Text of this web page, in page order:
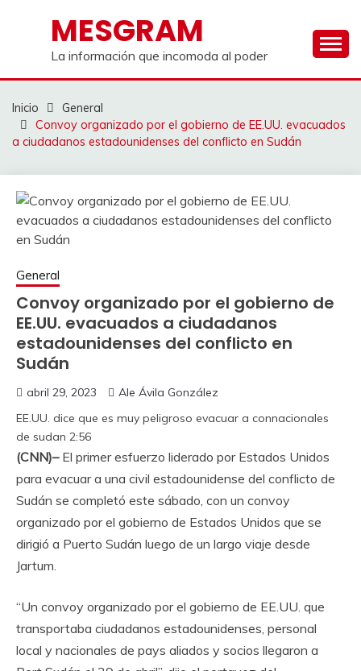
contenidoMESGRAM
La información que incomoda al poder
Inicio
General
Convoy organizado por el gobierno de EE.UU. evacuados
a ciudadanos estadounidenses del conflicto en Sudán
General
Convoy organizado por el gobierno de
EE.UU. evacuados a ciudadanos
estadounidenses del conflicto en
Sudán
abril 29, 2023
Ale Ávila González
EE.UU. dice que es muy peligroso evacuar a connacionales
de sudan 2:56
(CNN)– El primer esfuerzo liderado por Estados Unidos
para evacuar a una civil estadounidense del conflicto de
Sudán se completó este sábado, con un convoy
organizado por el gobierno de Estados Unidos que se
dirigió a Puerto Sudán luego de un largo viaje desde
Jartum.
“Un convoy organizado por el gobierno de EE.UU. que
transportaba ciudadanos estadounidenses, personal
local y nacionales de pays aliados y socios llegaron a